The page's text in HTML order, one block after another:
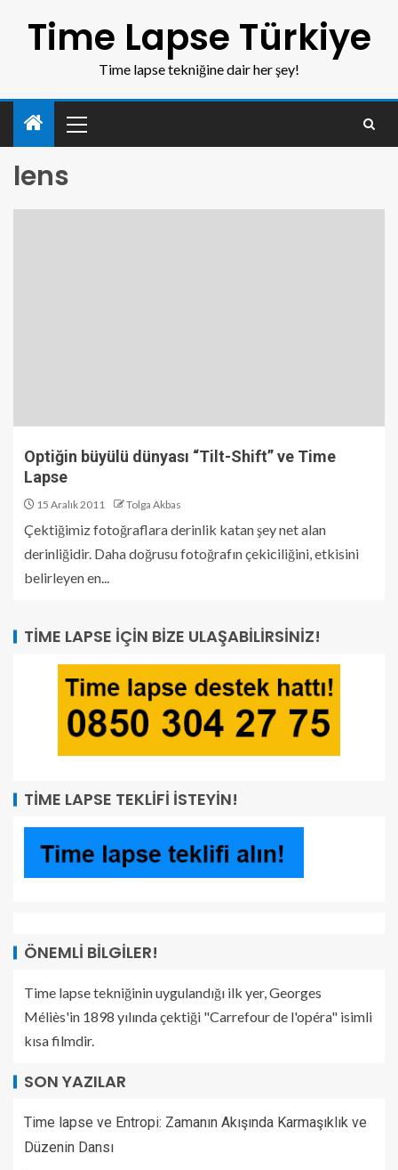
Time Lapse Türkiye
Time lapse tekniğine dair her şey!
lens
Optiğin büyülü dünyası “Tilt-Shift” ve Time
Lapse
15 Aralık 2011 Tolga Akbas
Çektiğimiz fotoğraflara derinlik katan şey net alan
derinliğidir. Daha doğrusu fotoğrafın çekiciliğini, etkisini
belirleyen en...
TIME LAPSE İÇIN BIZE ULAŞABILIRSINIZ!
TIME LAPSE TEKLIFI İSTEYIN!
ÖNEMLI BILGILER!
Time lapse tekniğinin uygulandığı ilk yer, Georges
Méliès'in 1898 yılında çektiği "Carrefour de l'opéra" isimli
kısa filmdir.
SON YAZILAR
Time lapse ve Entropi: Zamanın Akışında Karmaşıklık ve
Düzenin Dansı